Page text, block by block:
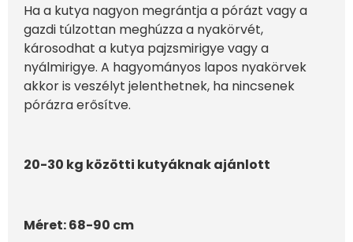
Ha a kutya nagyon megrántja a pórázt vagy a
gazdi túlzottan meghúzza a nyakörvét,
károsodhat a kutya pajzsmirigye vagy a
nyálmirigye. A hagyományos lapos nyakörvek
akkor is veszélyt jelenthetnek, ha nincsenek
pórázra erősítve.
20-30 kg közötti kutyáknak ajánlott
Méret: 68-90 cm